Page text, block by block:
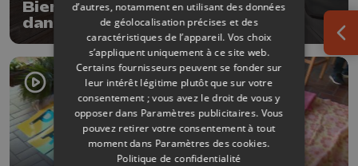
Bientôt 29 nouveaux logements
dans la rue Neuve à Huy
d’autres, notamment en utilisant des données
de géolocalisation précises et des
caractéristiques de l’appareil. Vos choix
s’appliquent uniquement à ce site web.
Certains fournisseurs peuvent se fonder sur
leur intérêt légitime plutôt que sur votre
consentement ; vous avez le droit de vous y
opposer dans Paramètres publicitaires. Vous
pouvez retirer votre consentement à tout
moment dans Paramètres des cookies.
Politique de confidentialité